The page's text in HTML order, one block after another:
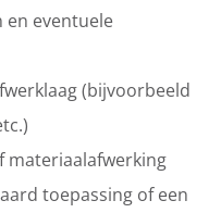
en eventuele
(bijvoorbeeld
materiaalafwerking
toepassing of een